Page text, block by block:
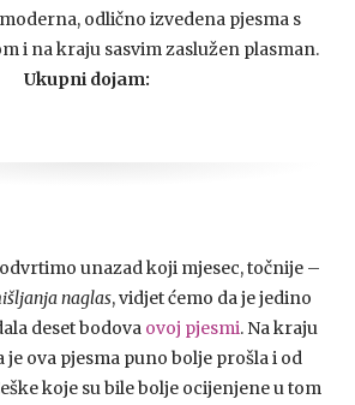
odlično izvedena pjesma s
i na kraju sasvim zaslužen plasman.
Ukupni dojam:
odvrtimo unazad koji mjesec, točnije –
naglas, vidjet ćemo da je jedino
deset bodova ovoj pjesmi. Na kraju
je ova pjesma puno bolje prošla i od
koje su bile bolje ocijenjene u tom